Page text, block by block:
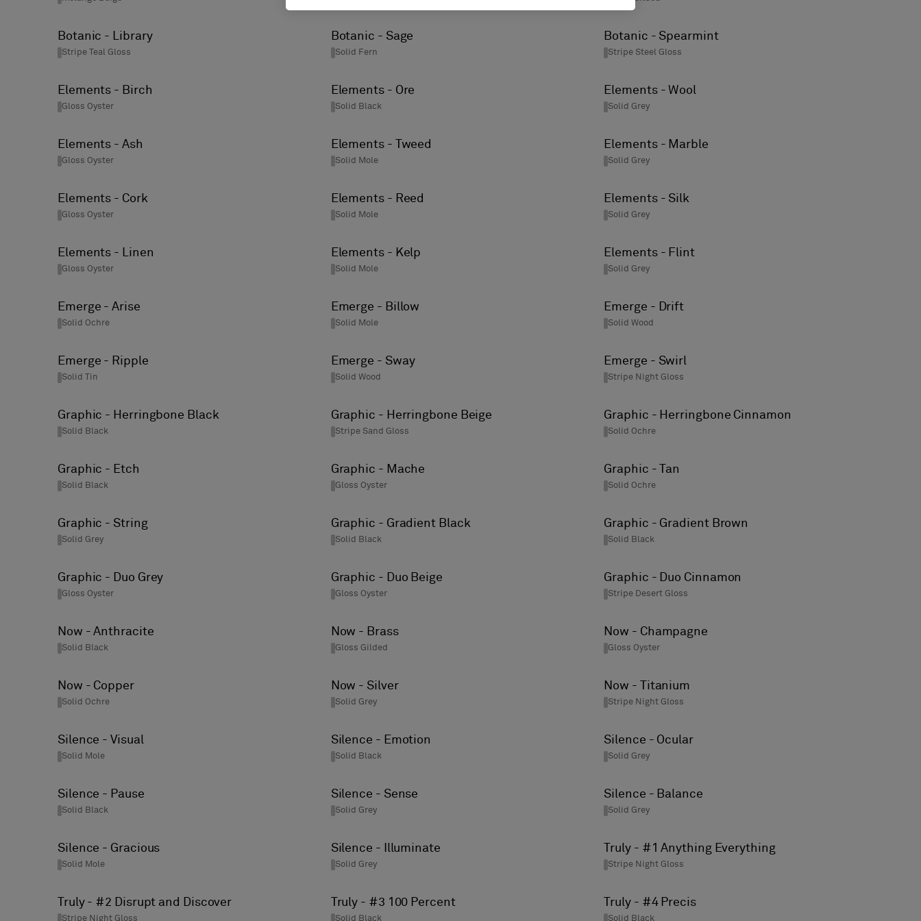
Botanic - Library
Stripe Teal Gloss
Botanic - Sage
Solid Fern
Botanic - Spearmint
Stripe Steel Gloss
Elements - Birch
Gloss Oyster
Elements - Ore
Solid Black
Elements - Wool
Solid Grey
Elements - Ash
Gloss Oyster
Elements - Tweed
Solid Mole
Elements - Marble
Solid Grey
Elements - Cork
Gloss Oyster
Elements - Reed
Solid Mole
Elements - Silk
Solid Grey
Elements - Linen
Gloss Oyster
Elements - Kelp
Solid Mole
Elements - Flint
Solid Grey
Emerge - Arise
Solid Ochre
Emerge - Billow
Solid Mole
Emerge - Drift
Solid Wood
Emerge - Ripple
Solid Tin
Emerge - Sway
Solid Wood
Emerge - Swirl
Stripe Night Gloss
Graphic - Herringbone Black
Solid Black
Graphic - Herringbone Beige
Stripe Sand Gloss
Graphic - Herringbone Cinnamon
Solid Ochre
Graphic - Etch
Solid Black
Graphic - Mache
Gloss Oyster
Graphic - Tan
Solid Ochre
Graphic - String
Solid Grey
Graphic - Gradient Black
Solid Black
Graphic - Gradient Brown
Solid Black
Graphic - Duo Grey
Gloss Oyster
Graphic - Duo Beige
Gloss Oyster
Graphic - Duo Cinnamon
Stripe Desert Gloss
Now - Anthracite
Solid Black
Now - Brass
Gloss Gilded
Now - Champagne
Gloss Oyster
Now - Copper
Solid Ochre
Now - Silver
Solid Grey
Now - Titanium
Stripe Night Gloss
Silence - Visual
Solid Mole
Silence - Emotion
Solid Black
Silence - Ocular
Solid Grey
Silence - Pause
Solid Black
Silence - Sense
Solid Grey
Silence - Balance
Solid Grey
Silence - Gracious
Solid Mole
Silence - Illuminate
Solid Grey
Truly - #1 Anything Everything
Stripe Night Gloss
Truly - #2 Disrupt and Discover
Stripe Night Gloss
Truly - #3 100 Percent
Solid Black
Truly - #4 Precis
Solid Black